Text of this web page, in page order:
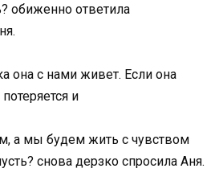
обиженно ответила
она с нами живет. Если она
и
а мы будем жить с чувством
снова дерзко спросила Аня.